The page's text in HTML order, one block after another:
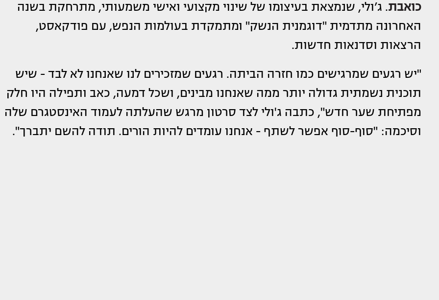
כואבת. ג’ולי, שנמצאת בעיצומו של שינוי מקצועי ואישי משמעותי, מתרחקת בשנה
האחרונה מתדמית "דוגמנית הנשק" ומתמקדת בעולמות הנפש, עם פודקאסט,
הרצאות וסדנאות חדשות.
"יש רגעים שמרגישים כמו חזרה הביתה. רגעים שמזכירים לנו שאנחנו לא לבד - שיש
תוכנית נשמתית גדולה יותר ממה שאנחנו מבינים, ושכל דמעה, כאב ותפילה היו חלק
מפתיחת שער חדש", כתבה ג'ולי לצד סרטון מרגש שהעלתה לעמוד האינסטגרם שלה
וסיכמה: "סוף-סוף אפשר לשתף - אנחנו עומדים להיות הורים. תודה להשם יתברך".